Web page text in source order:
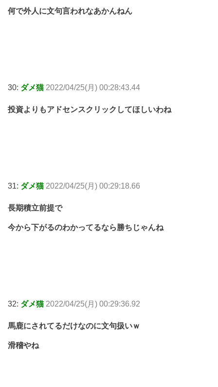
何で外人に文句言われなあかんねん
30: ダメ猫 2022/04/25(月) 00:28:43.44
投資よりもアドセンスクリックしてほしいわね
31: ダメ猫 2022/04/25(月) 00:29:18.66
長期積立前提で
今から下がるのわかってるなら勝ちじゃんね
32: ダメ猫 2022/04/25(月) 00:29:36.92
馬鹿にされてるだけなのに文句扱いｗ
滑稽やね